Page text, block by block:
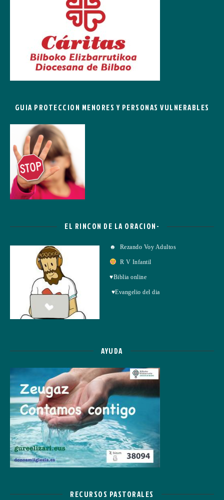
GUIA PROTECCION MENORES Y PERSONAS VULNERABLES
EL RINCON DE LA ORACION-
☻ Rezando Voy Adultos
R V Infantil
♥Biblia online
♥Evangelio del dia
AYUDA
RECURSOS PASTORALES